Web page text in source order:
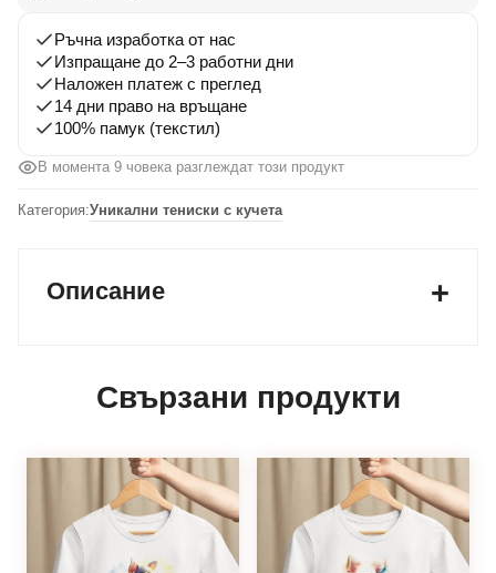
Ръчна изработка от нас
Изпращане до 2–3 работни дни
Наложен платеж с преглед
14 дни право на връщане
100% памук (текстил)
В момента 9 човека разглеждат този продукт
Категория:Уникални тениски с кучета
Описание
Свързани продукти